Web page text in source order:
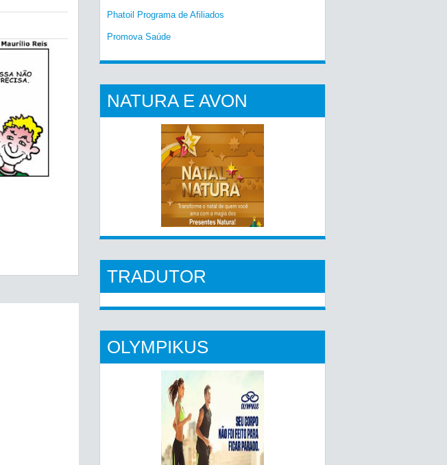
Phatoil Programa de Afiliados
Promova Saúde
NATURA E AVON
TRADUTOR
OLYMPIKUS